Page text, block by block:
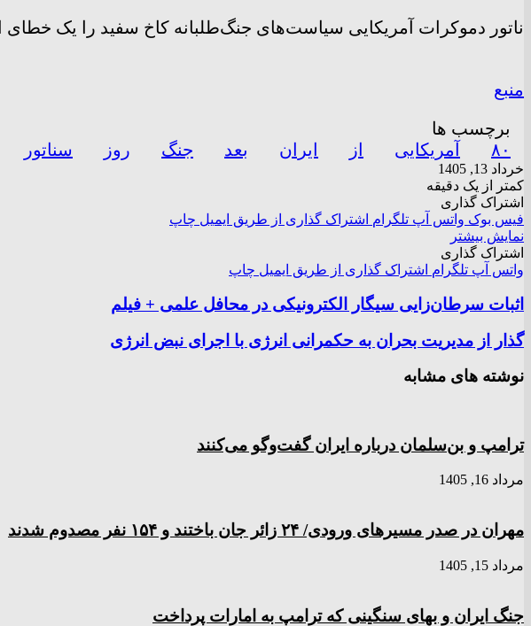
ناتور دموکرات آمریکایی سیاست‌های جنگ‌طلبانه کاخ سفید را یک
منبع
برچسب ها
۸۰
آمریکایی از ایران بعد جنگ روز سناتور
خرداد 13, 1405
کمتر از یک دقیقه
اشتراک گذاری
فیس بوک واتس آپ تلگرام اشتراک گذاری از طریق ایمیل چاپ
نمایش بیشتر
اشتراک گذاری
واتس آپ تلگرام اشتراک گذاری از طریق ایمیل چاپ
اثبات سرطان‌زایی سیگار الکترونیکی در محافل علمی + فیلم
گذار از مدیریت بحران به حکمرانی انرژی با اجرای نبض انرژی
نوشته های مشابه
ترامپ و بن‌سلمان درباره ایران گفت‌و‌گو می‌کنند
مرداد 16, 1405
مهران در صدر مسیر‌های ورودی/ ۲۴ زائر جان باختند و ۱۵۴ نفر مصدوم شدند
مرداد 15, 1405
جنگ ایران و بهای سنگینی که ترامپ به امارات پرداخت